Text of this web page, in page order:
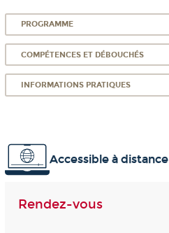
PROGRAMME
COMPÉTENCES ET DÉBOUCHÉS
INFORMATIONS PRATIQUES
Accessible à distance
Rendez-vous